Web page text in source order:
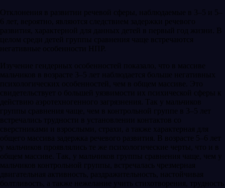
Отклонения в развитии речевой сферы, наблюдаемые в 3–5 и 5–
6 лет, вероятно, являются следствием задержки речевого
развития, характерной для данных детей в первый год жизни. В
целом среди детей группы сравнения чаще встречаются
негативные особенности НПР.
Изучение гендерных особенностей показало, что в массиве
мальчиков в возрасте 3–5 лет наблюдается больше негативных
психологических особенностей, чем в общем массиве. Это
свидетельствует о большей уязвимости их психической сферы к
действию аэротехногенного загрязнения. Так у мальчиков
группы сравнения чаще, чем в контрольной группе в 3–5 лет
встречались трудности в установлении контактов со
сверстниками и взрослыми, страхи, а также характерная для
общего массива задержка речевого развития. В возрасте 5–6 лет
у мальчиков проявлялись те же психологические черты, что и в
общем массиве. Так, у мальчиков группы сравнения чаще, чем у
мальчиков контрольной группы, встречалась чрезмерная
двигательная активность, раздражительность, настойчивая
болтливость, а также нежелание учить стихотворения, трудность